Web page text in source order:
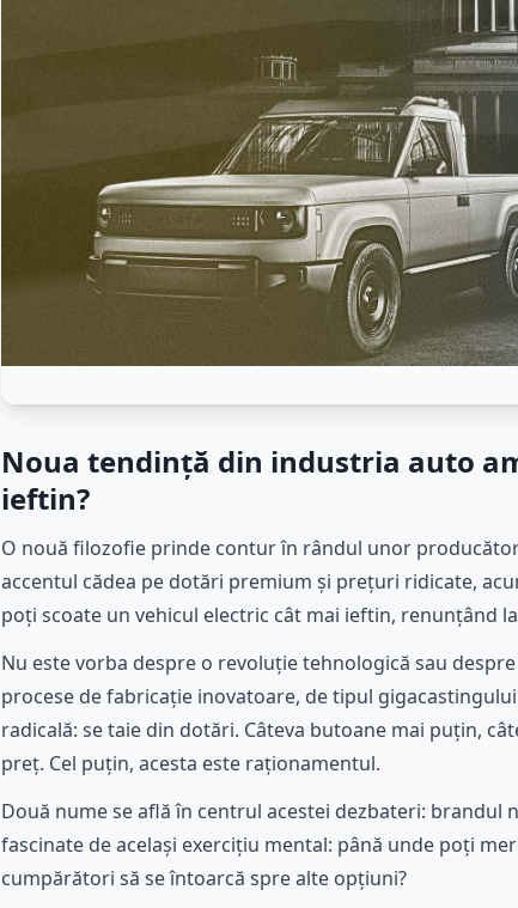
Noua tendință din industria auto
ieftin?
O nouă filozofie prinde contur în rândul unor
accentul cădea pe dotări premium și prețuri ridicate,
poți scoate un vehicul electric cât mai ieftin, renunțând
Nu este vorba despre o revoluție tehnologică sau
procese de fabricație inovatoare, de tipul
radicală: se taie din dotări. Câteva butoane mai puțin,
preț. Cel puțin, acesta este raționamentul.
Două nume se află în centrul acestei dezbateri:
fascinate de același exercițiu mental: până unde poți
cumpărători să se întoarcă spre alte opțiuni?